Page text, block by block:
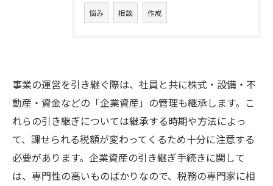
悩み 相談 作成
事業の運営を引き継ぐ際は、社員と共に株式・設備・不
動産・資金などの「企業資産」の管理も継承します。こ
れらの引き継ぎについては継承する時期や方法によっ
て、課せられる税額が変わってくるため十分に注意する
必要があります。企業資産の引き継ぎ手続きに関して
は、専門性の高いものばかりなので、税務の専門家に相